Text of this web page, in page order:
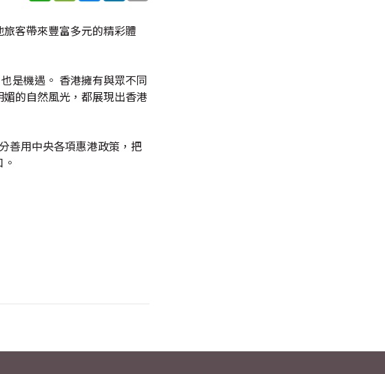
客帶來豐富多元的精彩體
是機遇。 香港擁有與眾不同
的自然風光，都展現出香港
善用中央各項惠港政策，把